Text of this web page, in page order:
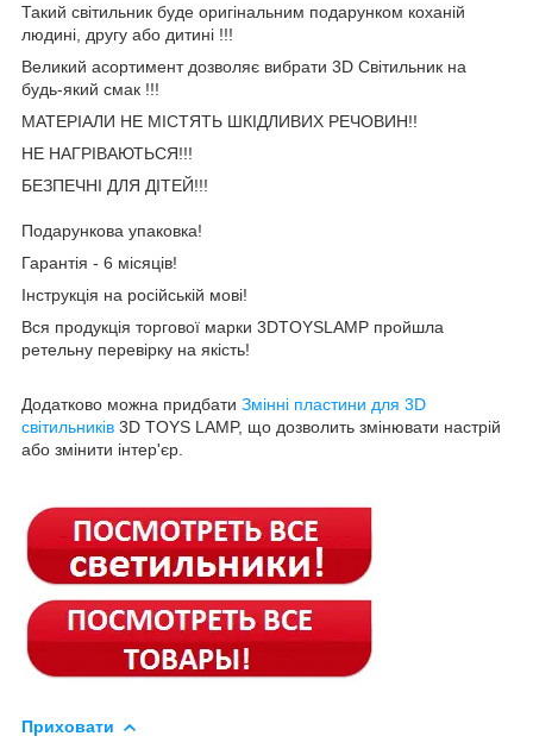
Такий світильник буде оригінальним подарунком коханій
людині, другу або дитині !!!
Великий асортимент дозволяє вибрати 3D Світильник на
будь-який смак !!!
МАТЕРІАЛИ НЕ МІСТЯТЬ ШКІДЛИВИХ РЕЧОВИН!!
НЕ НАГРІВАЮТЬСЯ!!!
БЕЗПЕЧНІ ДЛЯ ДІТЕЙ!!!
Подарункова упаковка!
Гарантія - 6 місяців!
Інструкція на російській мові!
Вся продукція торгової марки 3DTOYSLAMP пройшла
ретельну перевірку на якість!
Додатково можна придбати Змінні пластини для 3D
світильників 3D TOYS LAMP, що дозволить змінювати настрій
або змінити інтер'єр.
Приховати